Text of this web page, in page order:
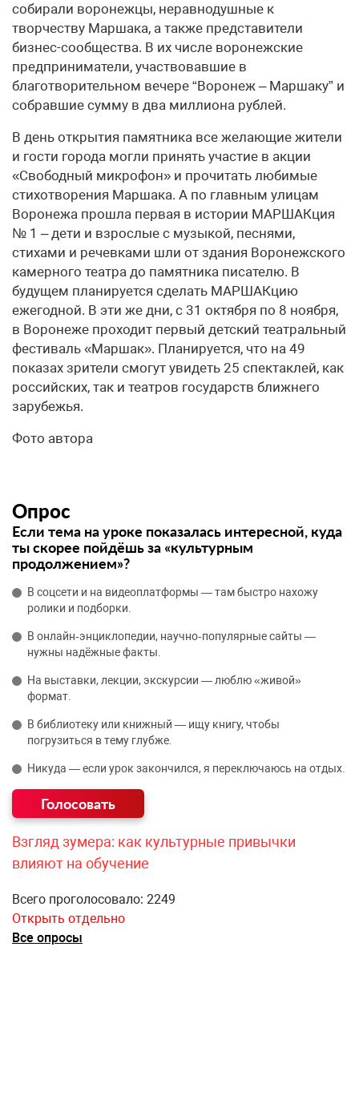
собирали воронежцы, неравнодушные к
творчеству Маршака, а также представители
бизнес-сообщества. В их числе воронежские
предприниматели, участвовавшие в
благотворительном вечере “Воронеж – Маршаку” и
собравшие сумму в два миллиона рублей.
В день открытия памятника все желающие жители
и гости города могли принять участие в акции
«Свободный микрофон» и прочитать любимые
стихотворения Маршака. А по главным улицам
Воронежа прошла первая в истории МАРШАКция
№ 1 – дети и взрослые с музыкой, песнями,
стихами и речевками шли от здания Воронежского
камерного театра до памятника писателю. В
будущем планируется сделать МАРШАКцию
ежегодной. В эти же дни, с 31 октября по 8 ноября,
в Воронеже проходит первый детский театральный
фестиваль «Маршак». Планируется, что на 49
показах зрители смогут увидеть 25 спектаклей, как
российских, так и театров государств ближнего
зарубежья.
Фото автора
Опрос
Если тема на уроке показалась интересной, куда
ты скорее пойдёшь за «культурным
продолжением»?
В соцсети и на видеоплатформы — там быстро нахожу
ролики и подборки.
В онлайн‑энциклопедии, научно‑популярные сайты —
нужны надёжные факты.
На выставки, лекции, экскурсии — люблю «живой»
формат.
В библиотеку или книжный — ищу книгу, чтобы
погрузиться в тему глубже.
Никуда — если урок закончился, я переключаюсь на отдых.
Взгляд зумера: как культурные привычки
влияют на обучение
Всего проголосовало: 2249
Открыть отдельно
Все опросы